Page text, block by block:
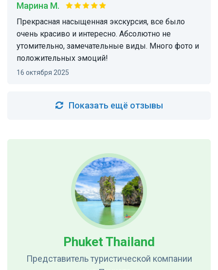
Марина М.
Прекрасная насыщенная экскурсия, все было
очень красиво и интересно. Абсолютно не
утомительно, замечательные виды. Много фото и
положительных эмоций!
16 октября 2025
Показать ещё отзывы
Phuket Thailand
Представитель туристической компании